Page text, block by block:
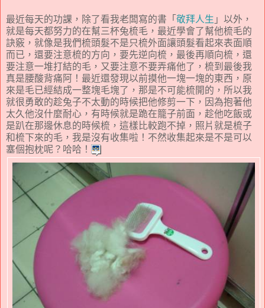
最近每天的功課，除了看我老闆寫的書「 敬拜人生 」以外，
就是每天都努力的在幫三杯兔梳毛，最近學會了幫他梳毛的
訣竅，就像是我們梳頭髮不是只梳外面讓頭髮看起來表面順
而已，還要注意梳的方向，要先逆向梳，最後再順向梳，還
要注意一堆打結的毛，又要注意不要弄痛他了，梳到最後我
真是腰酸背痛阿！最近還發現以前摸他一塊一塊的東西，原
來是毛已經結成一整塊毛塊了，那是不可能梳開的，所以我
就很勇敢的趁兔子不太動的時候把他修剪一下，因為抱著他
太久他沒什麼耐心，有時候就是跪在籠子前面，趁他吃飯或
是趴在那邊休息的時候梳，這樣比較跑不掉，照片就是梳子
和梳下來的毛，我是沒有收集啦！不然收集起來是不是可以
塞個抱枕呢？哈哈！